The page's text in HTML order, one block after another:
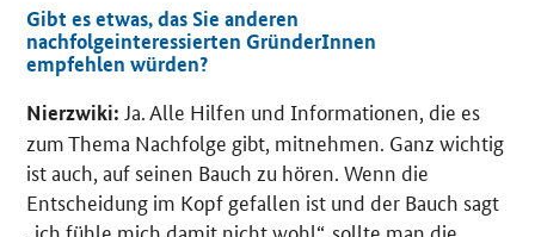
Gibt es etwas, das Sie anderen
nachfolgeinteressierten GründerInnen
empfehlen würden?
Nierzwiki: Ja. Alle Hilfen und Informationen, die es
zum Thema Nachfolge gibt, mitnehmen. Ganz wichtig
ist auch, auf seinen Bauch zu hören. Wenn die
Entscheidung im Kopf gefallen ist und der Bauch sagt
„ich fühle mich damit nicht wohl“, sollte man die